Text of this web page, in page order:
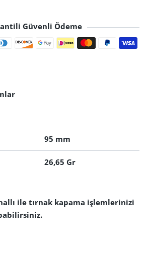
Güvenli Ödeme
Ödeme yöntemleri
95 mm
26,65 Gr
ile tırnak kapama işlemlerinizi